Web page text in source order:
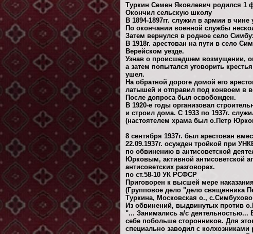
Туркин Семен Яковлевич родился 1
Окончил сельскую школу
В 1894-1897гг. служил в армии в чине
По окончании военной службы
Затем вернулся в родное село
В 1918г. арестован на пути в село
Верейском уезде.
Узнав о происшедшем возмущении,
а затем попытался уговорить
ушел.
На обратной дороге домой его
латышей и отправил под конвоем в
После допроса был освобожден.
В 1920-е годы организовал
и строил дома. С 1933 по 1937г.
(настоятелем храма был о.Петр
8 сентября 1937г. был арестован
22.09.1937г. осужден тройкой при
по обвинению в антисоветской
Юрковым, активной антисоветской
антисоветских разговорах.
по ст.58-10 УК РСФСР
Приговорен к высшей мере
(Групповое дело "дело священника
Туркина, Московская о.,
Из обвинений, выдвинутых против
"... Занимались а/с деятельностью...
себе побольше сторонников. Для
специально заводил с колхозниками